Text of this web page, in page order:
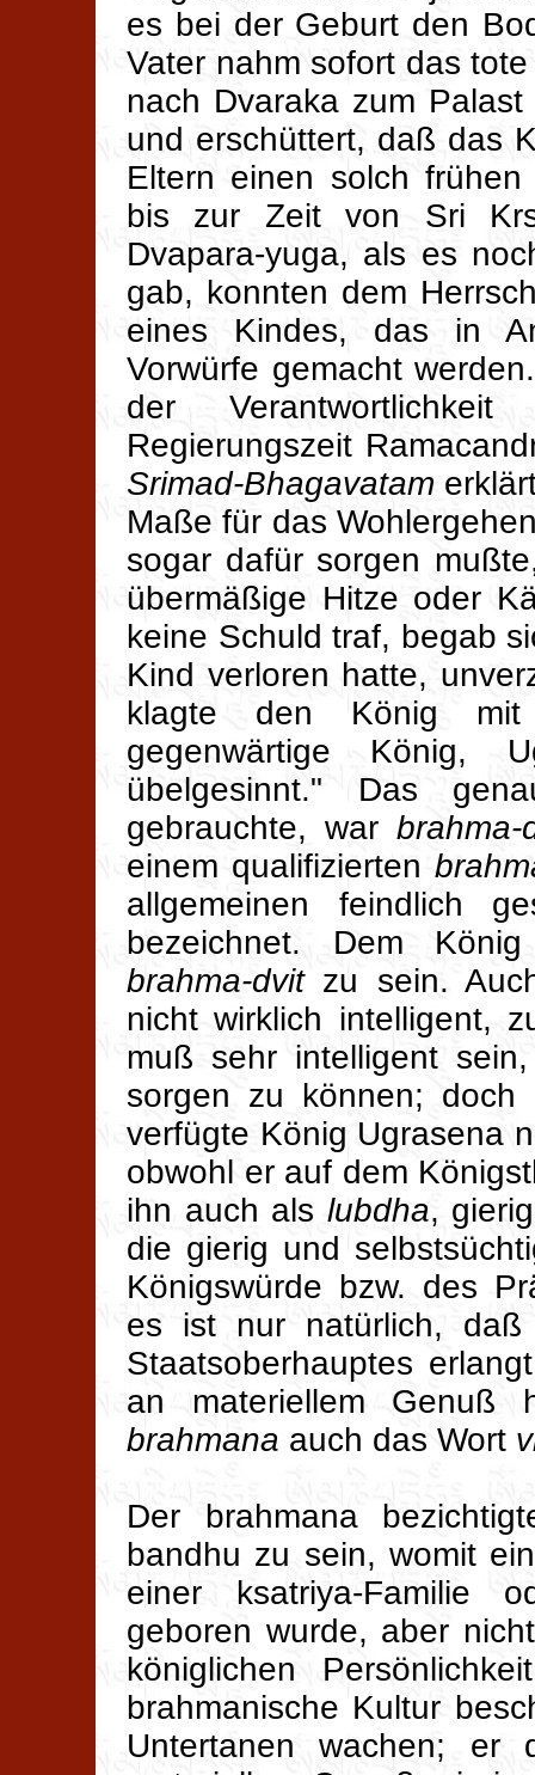
es bei der Geburt den
Vater nahm sofort das
nach Dvaraka zum
und erschüttert, daß das
Eltern einen solch
bis zur Zeit von Sri
Dvapara-yuga, als es
gab, konnten dem
eines Kindes, das in
Vorwürfe gemacht
der
Regierungszeit
Srimad-Bhagavatam
Maße für das
sogar dafür sorgen
übermäßige Hitze oder
keine Schuld traf, begab
Kind verloren hatte,
klagte den König
gegenwärtige
übelgesinnt." Das
gebrauchte, war brahma-
einem qualifizierten
allgemeinen feindlich
bezeichnet. Dem
brahma-dvitzu sein.
nicht wirklich intelligent,
muß sehr intelligent
sorgen zu können;
verfügte König Ugrasena
obwohl er auf dem
ihn auch als lubdha,
die gierig und
Königswürde bzw. des
es ist nur natürlich,
Staatsoberhauptes
an materiellem Genuß
brahmana auch das Wort
Der brahmana
bandhu zu sein, womit
einer ksatriya-Familie
geboren wurde, aber
königlichen
brahmanische Kultur
Untertanen wachen; er